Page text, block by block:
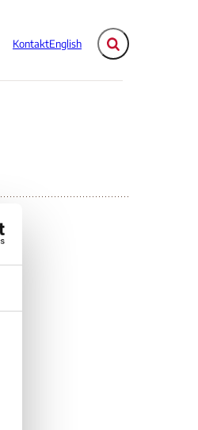
KontaktEnglish Fold søgefelt ud